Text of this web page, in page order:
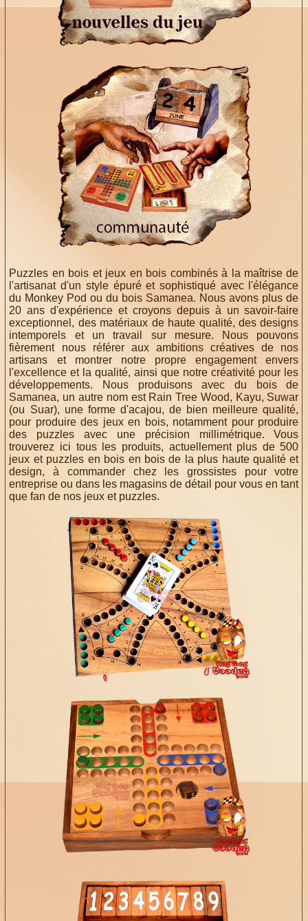
Puzzles en bois et jeux en bois combinés à la maîtrise de
l'artisanat d'un style épuré et sophistiqué avec l'élégance
du Monkey Pod ou du bois Samanea. Nous avons plus de
20 ans d'expérience et croyons depuis à un savoir-faire
exceptionnel, des matériaux de haute qualité, des designs
intemporels et un travail sur mesure. Nous pouvons
fièrement nous référer aux ambitions créatives de nos
artisans et montrer notre propre engagement envers
l'excellence et la qualité, ainsi que notre créativité pour les
développements. Nous produisons avec du bois de
Samanea, un autre nom est Rain Tree Wood, Kayu, Suwar
(ou Suar), une forme d'acajou, de bien meilleure qualité,
pour produire des jeux en bois, notamment pour produire
des puzzles avec une précision millimétrique. Vous
trouverez ici tous les produits, actuellement plus de 500
jeux et puzzles en bois en bois de la plus haute qualité et
design, à commander chez les grossistes pour votre
entreprise ou dans les magasins de détail pour vous en tant
que fan de nos jeux et puzzles.